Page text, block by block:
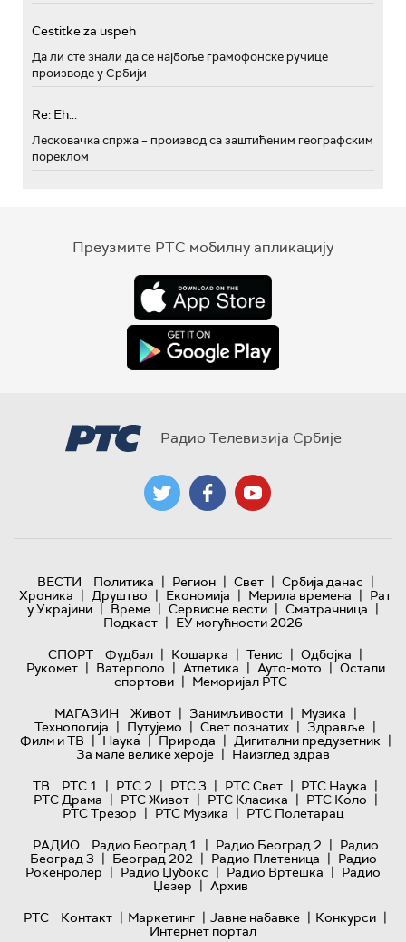
Cestitke za uspeh
Да ли сте знали да се најбоље грамофонске ручице
производе у Србији
Re: Eh...
Лесковачка спржа – производ са заштићеним географским
пореклом
Преузмите РТС мобилну апликацију
Радио Телевизија Србије
ВЕСТИ Политика | Регион | Свет | Србија данас |
Хроника | Друштво | Економија | Мерила времена | Рат
у Украјини | Време | Сервисне вести | Сматрачница |
Подкаст | ЕУ могућности 2026
СПОРТ
Фудбал | Кошарка | Тенис | Одбојка |
Рукомет | Ватерполо | Атлетика | Ауто-мото | Остали
спортови | Меморијал РТС
МАГАЗИН
Живот | Занимљивости | Музика |
Технологијa | Путујемо | Свет познатих | Здравље |
Филм и ТВ | Наука | Природа | Дигитални предузетник |
За мале велике хероје | Наизглед здрав
ТВ
РТС 1 | РТС 2 | РТС 3 | РТС Свет | РТС Наука |
РТС Драма | РТС Живот | РТС Класика | РТС Коло |
РТС Трезор | РТС Музика | РТС Полетарац
РАДИО
Радио Београд 1 | Радио Београд 2 | Радио
Београд 3 | Београд 202 | Радио Плетеница | Радио
Рокенролер | Радио Џубокс | Радио Вртешка | Радио
Џезер | Архив
РТС
Контакт | Маркетинг | Јавне набавке | Конкурси |
Интернет портал